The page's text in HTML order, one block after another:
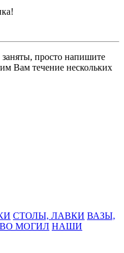
просто напишите
Вам течение нескольких
СТОЛЫ, ЛАВКИ ВАЗЫ,
МОГИЛ НАШИ